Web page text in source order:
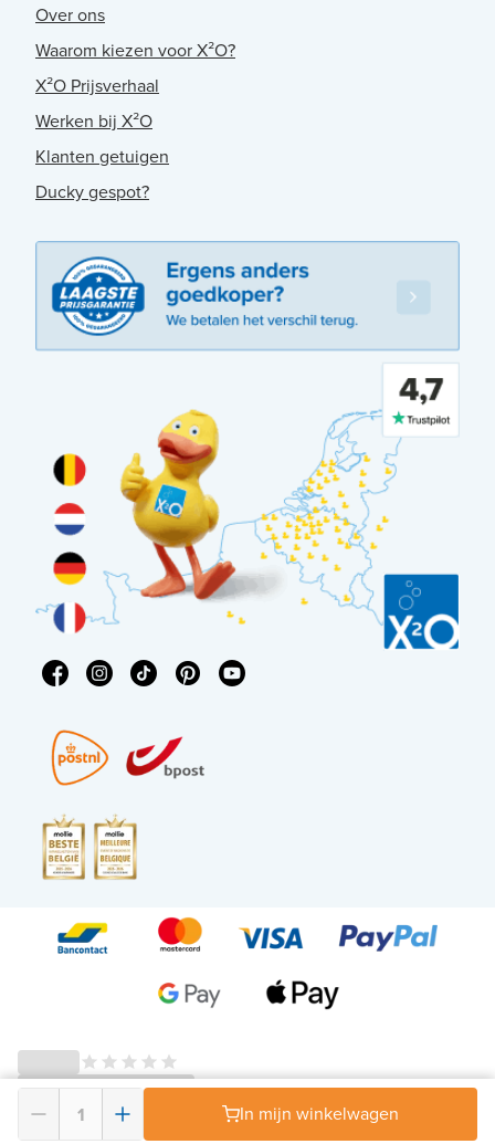
In mijn winkelwagen
Over ons
Waarom kiezen voor X²O?
X²O Prijsverhaal
Werken bij X²O
Klanten getuigen
Ducky gespot?
© 2026 - X²O Badkamers – BTW-nummer: BE0627.861.895 -